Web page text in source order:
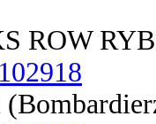
ROW